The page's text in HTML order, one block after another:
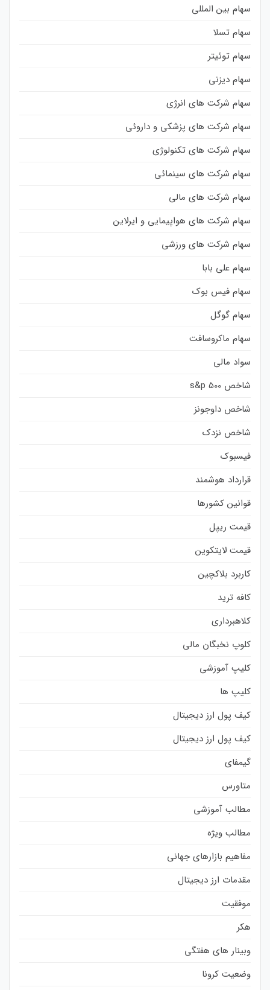
سهام بین المللی
سهام تسلا
سهام توئیتر
سهام دیزنی
سهام شرکت های انرژی
سهام شرکت های پزشکی و داروئی
سهام شرکت های تکنولوژی
سهام شرکت های سینمائی
سهام شرکت های مالی
سهام شرکت های هواپیمایی و ایرلاین
سهام شرکت های ورزشی
سهام علی بابا
سهام فیس بوک
سهام گوگل
سهام ماکروسافت
سواد مالی
شاخص s&p 500
شاخص داوجونز
شاخص نزدک
فیسبوک
قرارداد هوشمند
قوانین کشورها
قیمت ریپل
قیمت لایتکوین
کاربرد بلاکچین
کافه ترید
کلاهبرداری
کلوپ نخبگان مالی
کلیپ آموزشی
کلیپ ها
کیف پول ارز دیجیتال
کیف پول ارز دیجیتال
گیمفای
متاورس
مطالب آموزشی
مطالب ویژه
مفاهیم بازارهای جهانی
مقدمات ارز دیجیتال
موفقیت
هکر
وبینار های هفتگی
وضعیت کرونا